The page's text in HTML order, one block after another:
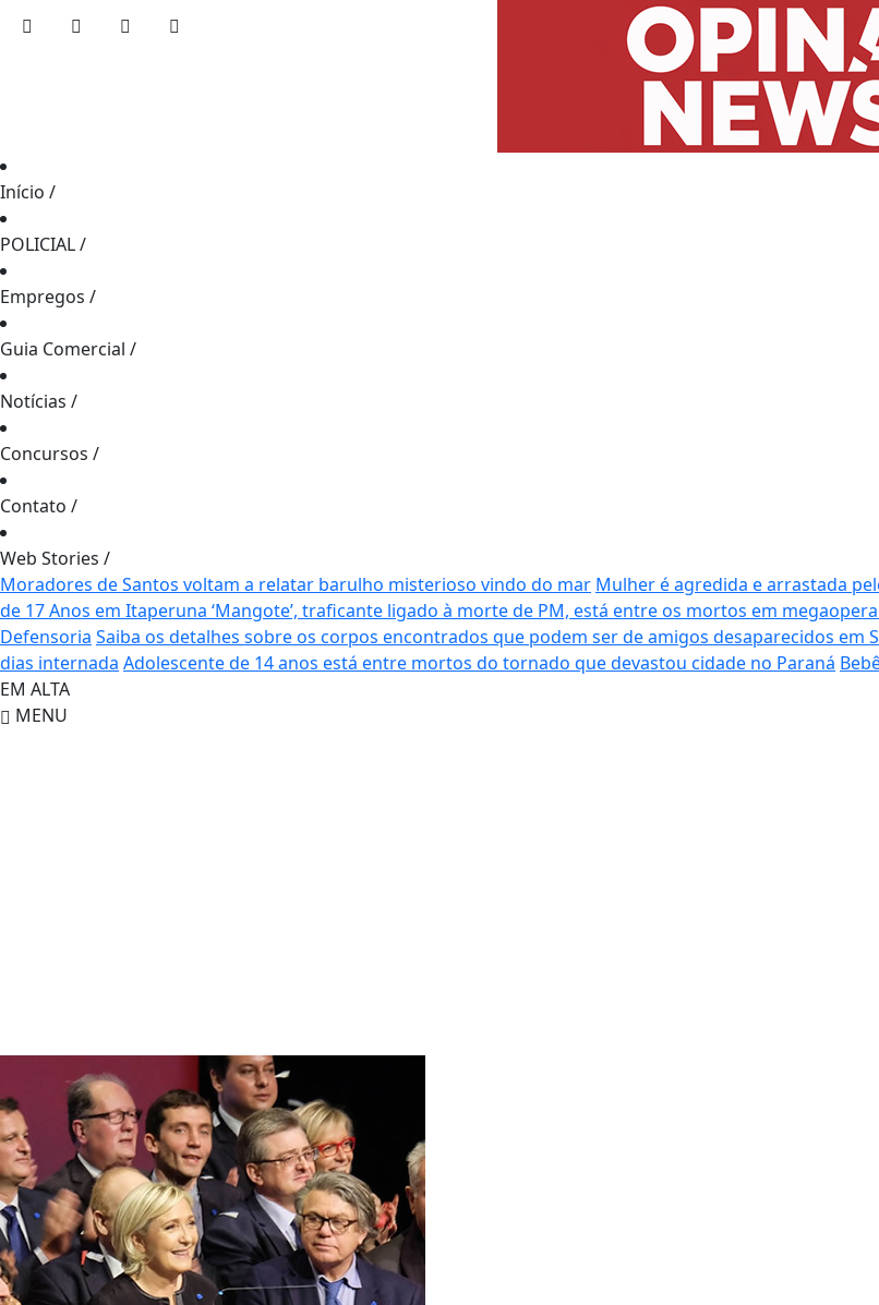
Início /
POLICIAL/
Empregos /
Guia Comercial /
Notícias /
Concursos /
Contato /
Web Stories /
Moradores de Santos voltam a relatar barulho misterioso vindo do mar Mulher é agredida e arrastada
de 17 Anos em Itaperuna ‘Mangote’, traficante ligado à morte de PM, está entre os mortos em
Defensoria Saiba os detalhes sobre os corpos encontrados que podem ser de amigos desaparecidos em
dias internada Adolescente de 14 anos está entre mortos do tornado que devastou cidade no Paraná
EM ALTA
MENU